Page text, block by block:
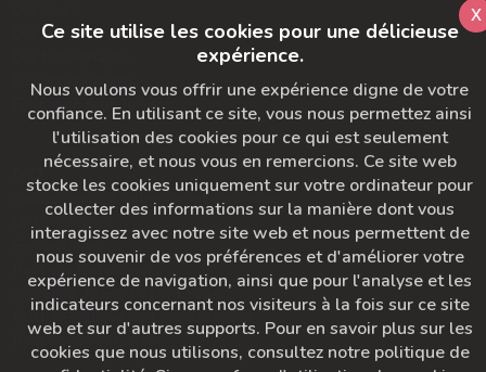
Les séries
Les abonnements
Formation prof de yoga
Ajoutez-nous à votre carnet d'adresse
Le bon départ
SymbioBoard
Politique BaseCamp
A propos du Studio Diva Yoga
CGU & Politique de Confidentialité
Pour nous contacter
Ce site utilise les cookies pour une délicieuse
expérience.
Nous voulons vous offrir une expérience digne de votre
confiance. En utilisant ce site, vous nous permettez ainsi
l'utilisation des cookies pour ce qui est seulement
nécessaire, et nous vous en remercions. Ce site web
stocke les cookies uniquement sur votre ordinateur pour
collecter des informations sur la manière dont vous
interagissez avec notre site web et nous permettent de
nous souvenir de vos préférences et d'améliorer votre
expérience de navigation, ainsi que pour l'analyse et les
indicateurs concernant nos visiteurs à la fois sur ce site
web et sur d'autres supports. Pour en savoir plus sur les
cookies que nous utilisons, consultez notre politique de
x